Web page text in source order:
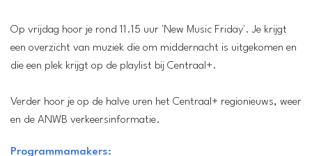
Op vrijdag hoor je rond 11.15 uur 'New Music Friday'. Je krijgt
een overzicht van muziek die om middernacht is uitgekomen en
die een plek krijgt op de playlist bij Centraal+.
Verder hoor je op de halve uren het Centraal+ regionieuws, weer
en de ANWB verkeersinformatie.
Programmamakers: